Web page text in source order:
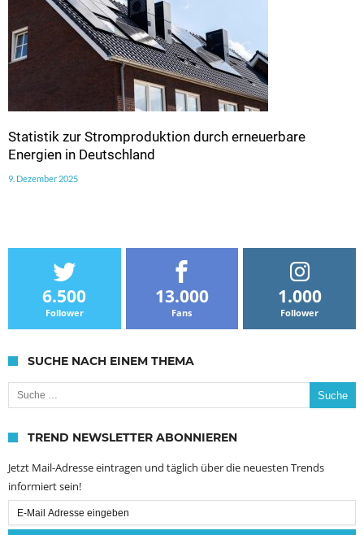
Statistik zur Stromproduktion durch erneuerbare
Energien in Deutschland
9. Dezember 2025
6.500
Follower
13.000
Fans
1.000
Follower
SUCHE NACH EINEM THEMA
Suche nach:
TREND NEWSLETTER ABONNIEREN
Jetzt Mail-Adresse eintragen und täglich über die neuesten Trends
informiert sein!
Email
Subscription